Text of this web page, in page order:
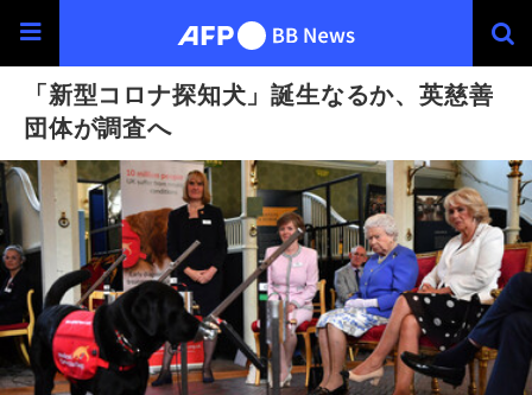
「新型コロナ探知犬」誕生なるか、英慈善
団体が調査へ